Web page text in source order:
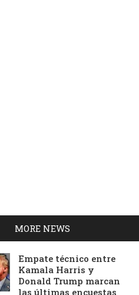
MORE NEWS
Empate técnico entre
Kamala Harris y
Donald Trump marcan
las últimas encuestas